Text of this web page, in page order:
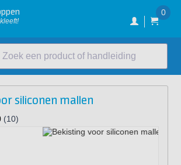
0
Zoek een product of handleiding
siliconen mallen